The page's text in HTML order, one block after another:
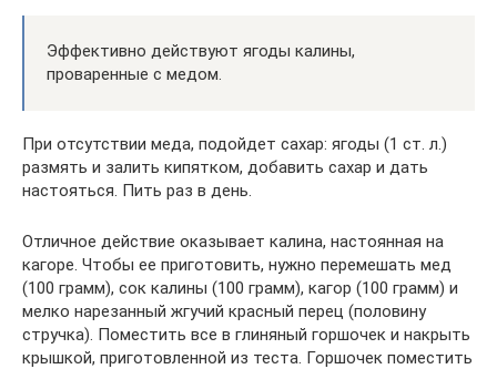
Эффективно действуют ягоды калины,
проваренные с медом.
При отсутствии меда, подойдет сахар: ягоды (1 ст. л.)
размять и залить кипятком, добавить сахар и дать
настояться. Пить раз в день.
Отличное действие оказывает калина, настоянная на
кагоре. Чтобы ее приготовить, нужно перемешать мед
(100 грамм), сок калины (100 грамм), кагор (100 грамм) и
мелко нарезанный жгучий красный перец (половину
стручка). Поместить все в глиняный горшочек и накрыть
крышкой, приготовленной из теста. Горшочек поместить